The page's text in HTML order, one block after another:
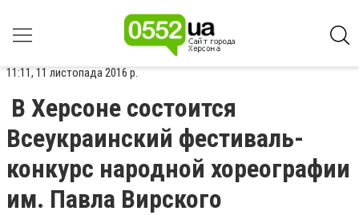
11:11, 11 листопада 2016 р.
В Херсоне состоится
Всеукраинский фестиваль-
конкурс народной хореографии
им. Павла Вирского